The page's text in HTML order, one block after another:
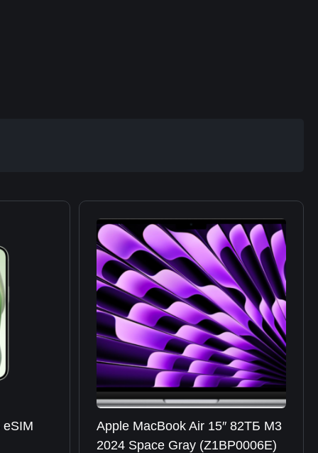
eSIM
Apple MacBook Air 15″ 82ТБ M3
2024 Space Gray (Z1BP0006E)